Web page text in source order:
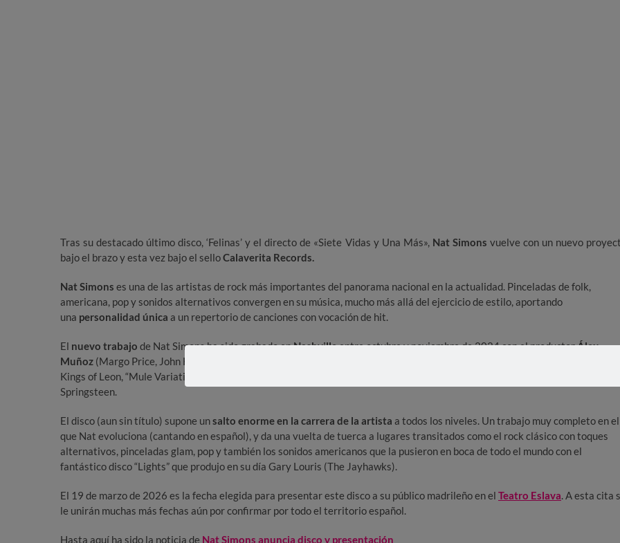
Tras su destacado último disco, ‘Felinas’ y el directo de «Siete Vidas y Una Más», Nat Simons vuelve con un nuevo
bajo el brazo y esta vez bajo el selloCalaverita Records.
Nat Simons es una de las artistas de rock más importantes del panorama nacional en la actualidad. Pinceladas de folk,
americana, pop y sonidos alternativos convergen en su música, mucho más allá del ejercicio de estilo, aportando
una personalidad única a un repertorio de canciones con vocación de hit.
El nuevo trabajo de Nat Simons ha sido grabado enNashvilleentre octubre y noviembre de 2024 con el productorÁlex
Muñoz (Margo Price, John Hiatt, Nikki Lane…) y la mezcla de Jaquire King, productor de trabajos como “Only By the Night”
Kings of Leon, “Mule Variations” de Tom Waits, “The Fall” de Norah Jones o más recientemente Zach Bryan y Bruce
Springsteen.
El disco (aun sin título) supone unsalto enorme en la carrera de la artista a todos los niveles. Un trabajo muy completo en el
que Nat evoluciona (cantando en español), y da una vuelta de tuerca a lugares transitados como el rock clásico con toques
alternativos, pinceladas glam, pop y también los sonidos americanos que la pusieron en boca de todo el mundo con el
fantástico disco “Lights” que produjo en su día Gary Louris (The Jayhawks).
El 19 de marzo de 2026 es la fecha elegida para presentar este disco a su público madrileño en el Teatro Eslava. A esta cita
le unirán muchas más fechas aún por confirmar por todo el territorio español.
Hasta aquí ha sido la noticia de Nat Simons anuncia disco y presentación